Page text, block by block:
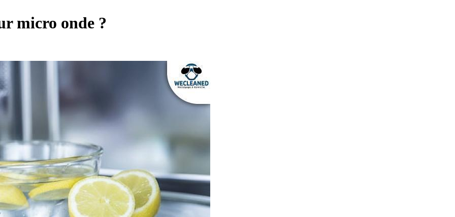
micro onde ?